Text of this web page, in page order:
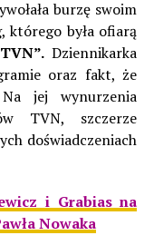
burzę swoim
którego była ofiarą
Dziennikarka
oraz fakt, że
jej wynurzenia
TVN, szczerze
doświadczeniach
i Grabias na
Nowaka